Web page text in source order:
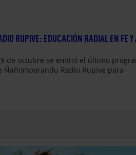
RUPIVE: EDUCACIÓN RADIAL EN FE Y
de octubre se emitió el último
Ñañomoarandu Radio Rupive para